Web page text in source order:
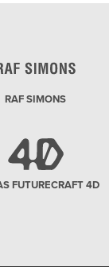
RAF SIMONS
FUTURECRAFT 4D